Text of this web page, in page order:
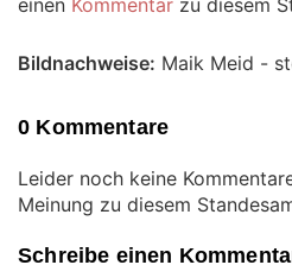
einen Kommentar zu diesem
Bildnachweise: Maik Meid -
0 Kommentare
Leider noch keine
Meinung zu diesem
Schreibe einen